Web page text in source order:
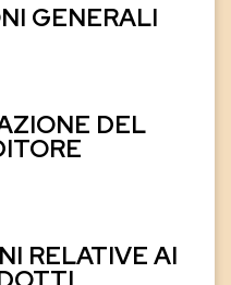
GENERALI
DEL
RELATIVE AI